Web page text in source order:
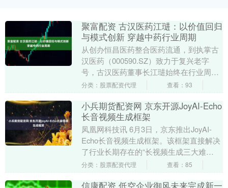
聚富配资 古汉医药江琎：以价值回归
与模式创新 穿越中药行业周期
从创办恒昌医药整合医药流通，到执掌古
汉医药（000590.SZ）致力于复兴老字
号，古汉医药董事长江琎始终在行业周期
波动中寻找机会。近日在接受证券时报记
分类：股票配资代理 查看：93
小兵期货配资网 京东开源JoyAI-Echo
长音视频生成框架
凤凰网科技讯 6月3日，京东推出JoyAI-
Echo长音视频生成框架。该框架直接解决
了行业长期存在的“长视频生成三大难
题”——角色易崩、声音乱变、生成缓慢，
分类：股票配资代理 查看：85
信康配资 低空企业御风未来完成新一